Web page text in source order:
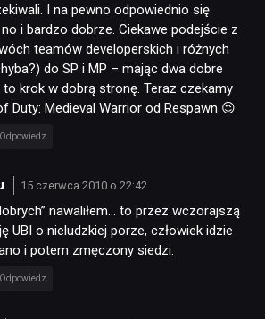
I na pewno odpowiednio się
i bardzo dobrze. Ciekawe podejście z
teamów developerskich i różnych
do SP i MP – mając dwa dobre
krok w dobrą stronę. Teraz czekamy
Duty: Medieval Warrior od Respawn 😉
Odpowiedz
15 czerwca 2010 o 22:42
nawaliłem… to przez wczorajszą
UBI o nieludzkiej porze, człowiek idzie
i potem zmęczony siedzi.
Odpowiedz